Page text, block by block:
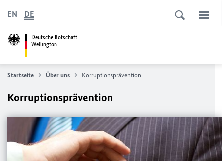
Deutsche Botschaft
Wellington
EN DE
Startseite Über uns Korruptionsprävention
Korruptionsprävention